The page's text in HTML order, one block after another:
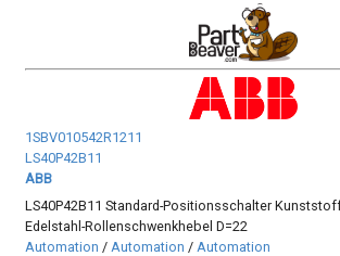
1SBV010542R1211
LS40P42B11
ABB
LS40P42B11 Standard-Positionsschalter
Edelstahl-Rollenschwenkhebel D=22
Automation / Automation / Automation